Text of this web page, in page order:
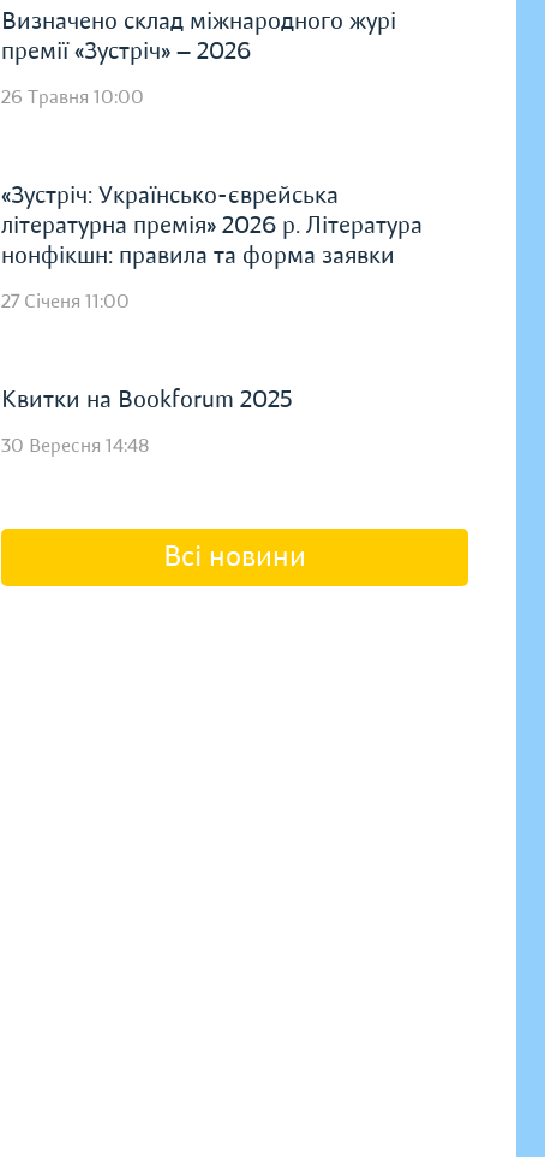
Визначено склад міжнародного журі
премії «Зустріч» — 2026
26 Травня 10:00
«Зустріч: Українсько-єврейська
літературна премія» 2026 р. Література
нонфікшн: правила та форма заявки
27 Січеня 11:00
Квитки на Bookforum 2025
30 Вересня 14:48
Всі новини